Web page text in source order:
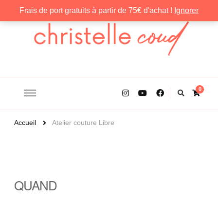
Frais de port gratuits à partir de 75€ d'achat ! Ignorer
0
Accueil Atelier couture Libre
QUAND